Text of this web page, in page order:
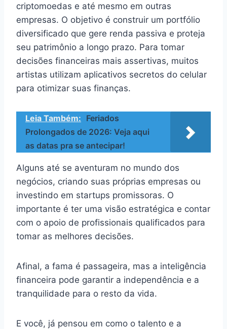
criptomoedas e até mesmo em outras
empresas. O objetivo é construir um portfólio
diversificado que gere renda passiva e proteja
seu patrimônio a longo prazo. Para tomar
decisões financeiras mais assertivas, muitos
artistas utilizam aplicativos secretos do celular
para otimizar suas finanças.
Leia Também: Feriados
Prolongados de 2026: Veja aqui
as datas pra se antecipar!
Alguns até se aventuram no mundo dos
negócios, criando suas próprias empresas ou
investindo em startups promissoras. O
importante é ter uma visão estratégica e contar
com o apoio de profissionais qualificados para
tomar as melhores decisões.
Afinal, a fama é passageira, mas a inteligência
financeira pode garantir a independência e a
tranquilidade para o resto da vida.
E você, já pensou em como o talento e a